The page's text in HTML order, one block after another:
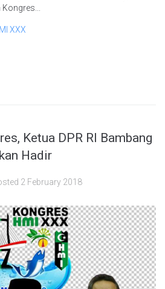
XXX
Ketua DPR RI Bambang
Hadir
2 February 2018